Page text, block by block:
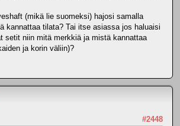
(mikä lie suomeksi) hajosi samalla
kannattaa tilata? Tai itse asiassa jos haluaisi
setit niin mitä merkkiä ja mistä kannattaa
ja korin väliin)?
#2448